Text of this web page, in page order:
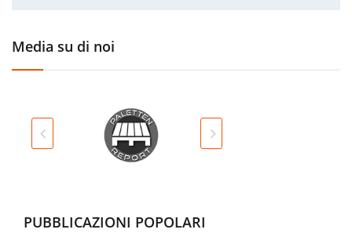
Media su di noi
PUBBLICAZIONI POPOLARI